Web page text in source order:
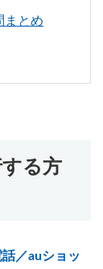
まとめ
る方
／auショッ